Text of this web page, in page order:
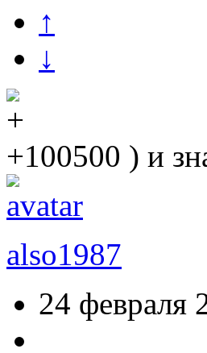
↑
↓
+100500 ) и
also1987
24 февраля